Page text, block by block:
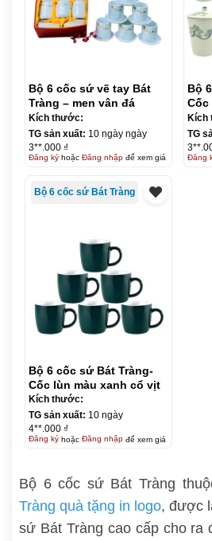
Bộ 6 cốc sứ vẽ tay Bát
Tràng – men vân đá
Kích thước:
TG sản xuất: 10 ngày ngày
3**.000 ₫
Đăng kýhoặc Đăng nhậpđể xem giá
Bộ
Cốc
sen
Kích
TG
Đăng
Bộ 6 cốc sứ Bát Tràng
Bộ 6 cốc sứ Bát Tràng-
Cốc lùn màu xanh cổ vịt
Kích thước:
TG sản xuất: 10 ngày
4**.000 ₫
Đăng kýhoặc Đăng nhậpđể xem giá
Bộ 6 cốc sứ Bát Tràng
Tràng quà tặng in logo, được
sứ Bát Tràng cao cấp cho ra